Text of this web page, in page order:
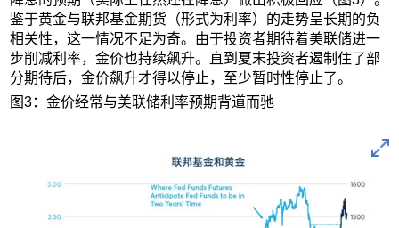
鉴于黄金与联邦基金期货（形式为利率）的走势呈长期的负
相关性，这一情况不足为奇。由于投资者期待着美联储进一
步削减利率，金价也持续飙升。直到夏末投资者遏制住了部
分期待后，金价飙升才得以停止，至少暂时性停止了。
图3：金价经常与美联储利率预期背道而驰